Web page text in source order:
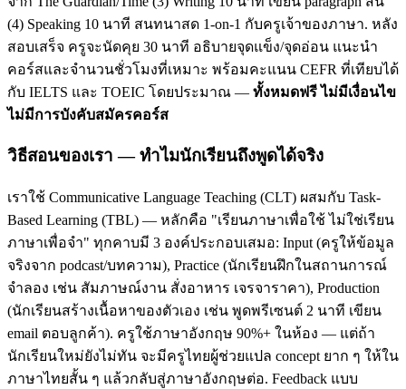
(4) Speaking 10 นาที สนทนาสด 1-on-1 กับครูเจ้าของภาษา. หลัง
สอบเสร็จ ครูจะนัดคุย 30 นาที อธิบายจุดแข็ง/จุดอ่อน แนะนำ
คอร์สและจำนวนชั่วโมงที่เหมาะ พร้อมคะแนน CEFR ที่เทียบได้
กับ IELTS และ TOEIC โดยประมาณ — ทั้งหมดฟรี ไม่มีเงื่อนไข
ไม่มีการบังคับสมัครคอร์ส
วิธีสอนของเรา — ทำไมนักเรียนถึงพูดได้จริง
เราใช้ Communicative Language Teaching (CLT) ผสมกับ Task-
Based Learning (TBL) — หลักคือ "เรียนภาษาเพื่อใช้ ไม่ใช่เรียน
ภาษาเพื่อจำ" ทุกคาบมี 3 องค์ประกอบเสมอ: Input (ครูให้ข้อมูล
จริงจาก podcast/บทความ), Practice (นักเรียนฝึกในสถานการณ์
จำลอง เช่น สัมภาษณ์งาน สั่งอาหาร เจรจาราคา), Production
(นักเรียนสร้างเนื้อหาของตัวเอง เช่น พูดพรีเซนต์ 2 นาที เขียน
email ตอบลูกค้า). ครูใช้ภาษาอังกฤษ 90%+ ในห้อง — แต่ถ้า
นักเรียนใหม่ยังไม่ทัน จะมีครูไทยผู้ช่วยแปล concept ยาก ๆ ให้ใน
ภาษาไทยสั้น ๆ แล้วกลับสู่ภาษาอังกฤษต่อ. Feedback แบบ